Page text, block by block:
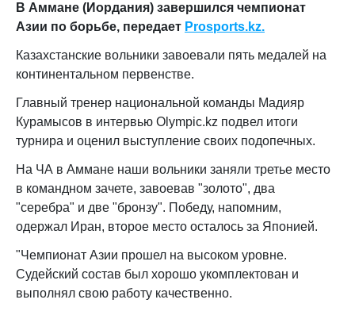
В Аммане (Иордания) завершился чемпионат
Азии по борьбе, передает Prosports.kz.
Казахстанские вольники завоевали пять медалей на
континентальном первенстве.
Главный тренер национальной команды Мадияр
Курамысов в интервью Olympic.kz подвел итоги
турнира и оценил выступление своих подопечных.
На ЧА в Аммане наши вольники заняли третье место
в командном зачете, завоевав "золото", два
"серебра" и две "бронзу". Победу, напомним,
одержал Иран, второе место осталось за Японией.
"Чемпионат Азии прошел на высоком уровне.
Судейский состав был хорошо укомплектован и
выполнял свою работу качественно.